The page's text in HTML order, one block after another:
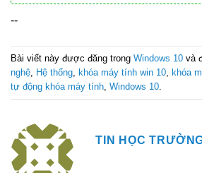
--
Bài viết này được đăng trong Windows 10 và
nghệ Hệ thống khóa máy tính win 10 khóa
tự động khóa máy tính Windows 10
TIN HỌC